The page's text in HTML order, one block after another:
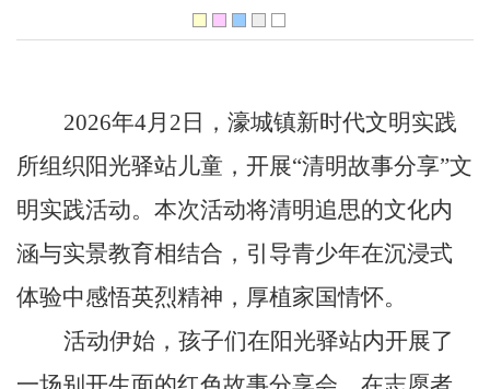
2026年4月2日，濠城镇新时代文明实践
所组织阳光驿站儿童，开展“清明故事分享”文
明实践活动。本次活动将清明追思的文化内
涵与实景教育相结合，引导青少年在沉浸式
体验中感悟英烈精神，厚植家国情怀。
活动伊始，孩子们在阳光驿站内开展了